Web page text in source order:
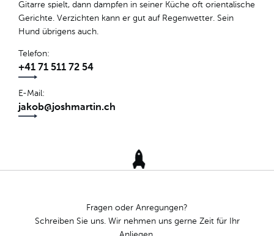
Gitarre spielt, dann dampfen in seiner Küche oft orientalische
Gerichte. Verzichten kann er gut auf Regenwetter. Sein
Hund übrigens auch.
Telefon
+41 71 511 72 54
E-Mail
jakob@joshmartin.ch
Fragen oder Anregungen?
Schreiben Sie uns. Wir nehmen uns gerne Zeit für Ihr